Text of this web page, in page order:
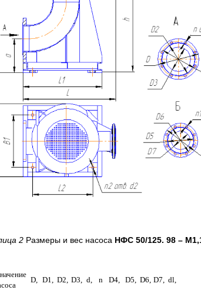
2 Размеры и вес насоса НФС 50/125. 98 –
D, D1, D2, D3, d, n D4, D5, D6, D7, dl,